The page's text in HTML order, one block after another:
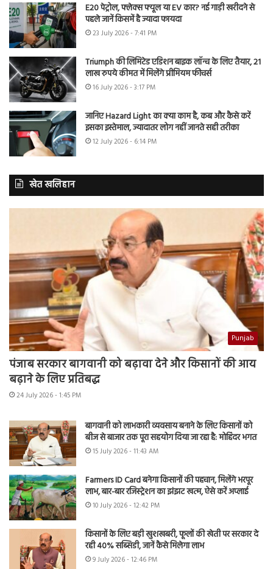
E20 पेट्रोल, फ्लेक्स फ्यूल या EV कार? नई गाड़ी खरीदने से
पहले जानें किसमें है ज्यादा फायदा
23 July 2026 - 7:41 PM
Triumph की लिमिटेड एडिशन बाइक लॉन्च के लिए तैयार, 21
लाख रुपये कीमत में मिलेंगे प्रीमियम फीचर्स
16 July 2026 - 3:17 PM
जानिए Hazard Light का क्या काम है, कब और कैसे करें
इसका इस्तेमाल, ज्यादातर लोग नहीं जानते सही तरीका
12 July 2026 - 6:14 PM
खेत खलिहान
Punjab
पंजाब सरकार बागवानी को बढ़ावा देने और किसानों की आय
बढ़ाने के लिए प्रतिबद्ध
24 July 2026 - 1:45 PM
बागवानी को लाभकारी व्यवसाय बनाने के लिए किसानों को
बीज से बाजार तक पूरा सहयोग दिया जा रहा है: मोहिंदर भगत
15 July 2026 - 11:43 AM
Farmers ID Card बनेगा किसानों की पहचान, मिलेंगे भरपूर
लाभ, बार-बार रजिस्ट्रेशन का झंझट खत्म, ऐसे करें अप्लाई
10 July 2026 - 12:42 PM
किसानों के लिए बड़ी खुशखबरी, फूलों की खेती पर सरकार दे
रही 40% सब्सिडी, जानें कैसे मिलेगा लाभ
9 July 2026 - 12:46 PM